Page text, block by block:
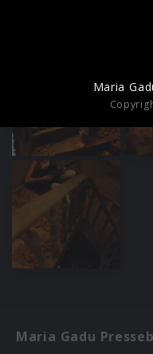
Maria Gadu
Maria